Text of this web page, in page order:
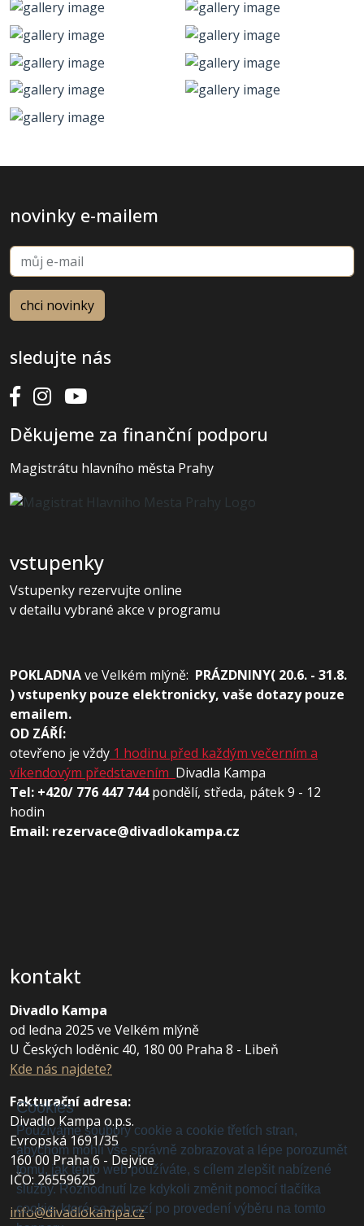
novinky e-mailem
sledujte nás
Děkujeme za finanční podporu
Magistrátu hlavního města Prahy
vstupenky
Vstupenky rezervujte online
v detailu vybrané akce v programu
POKLADNAve Velkém mlýně: PRÁZDNINY( 20.6. - 31.8.
) vstupenky pouze elektronicky, vaše dotazy pouze
emailem.
OD ZÁŘÍ:
otevřeno je vždy 1 hodinu před každým večerním a
víkendovým představením Divadla Kampa
Tel: +420/ 776 447 744pondělí, středa, pátek 9 - 12
hodin
Email: rezervace@divadlokampa.cz
kontakt
Divadlo Kampa
od ledna 2025 ve Velkém mlýně
U Českých loděnic 40, 180 00 Praha 8 - Libeň
Kde nás najdete?
Fakturační adresa:
Divadlo Kampa o.p.s.
Evropská 1691/35
160 00 Praha 6 - Dejvice
IČO: 26559625
info@divadlokampa.cz
Cookies
Používáme soubory cookie a cookie třetích stran,
abychom mohli vše správně zobrazovat a lépe porozumět
tomu, jak tento web používáte, s cílem zlepšit nabízené
služby. Rozhodnutí lze kdykoli změnit pomocí tlačítka
cookie, které se zobrazí po provedení výběru na tomto